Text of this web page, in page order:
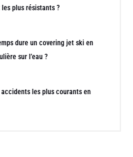
plus résistants ?
dure un covering jet ski en
sur l’eau ?
accidents les plus courants en